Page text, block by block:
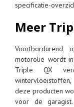
specificatie-
Meer
Voortbordurend
motorolie wordt
Triple QX
deze producten
voor de